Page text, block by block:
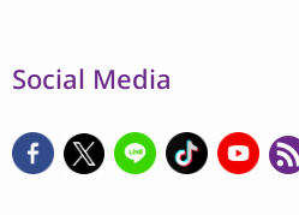
Social Media